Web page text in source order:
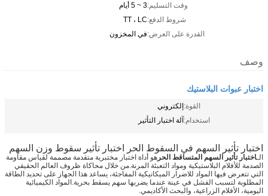
وقت التسليم:3 ~ 5 أيام
شروط الدفع:TT ، LC
القدرة على العرض:في المخزون
وصف
اختبار عبوات البلاستيك
القوة:إلكتروني
استخدام:آلة اختبار التأثير
اختبار تأثير السهم في السقوط الحر اختبار تأثير سقوط وزن السهم
الـاختبار تأثير السهم المتساقط الحر هو أداة اختبار مختبرية متقدمة مصممة لقياس مقاومة
الصدمة للأفلام البلاستيكية ومواد التعبئة المرنة.من خلال محاكاة ظروف العالم الحقيقي
التي تتعرض فيها المواد للاضرار الميكانيكية المفاجئة، يساعد هذا الجهاز على تحديد الطاقة
المطلوبة لتسبب الفشل في عينة عندما يضربها سهم يسقط بحرية.المواد الكيميائية
اليومية، الأفلام الزراعية، والبحث الأكاديمي.